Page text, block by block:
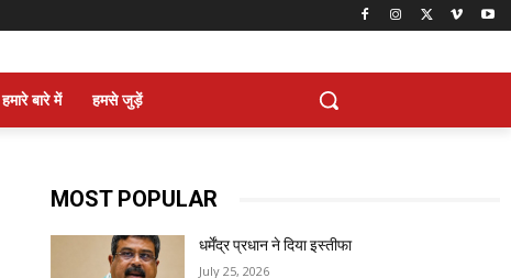
हमारे बारे में हमसे जुड़ें
MOST POPULAR
धर्मेंद्र प्रधान ने दिया इस्तीफा
July 25, 2026